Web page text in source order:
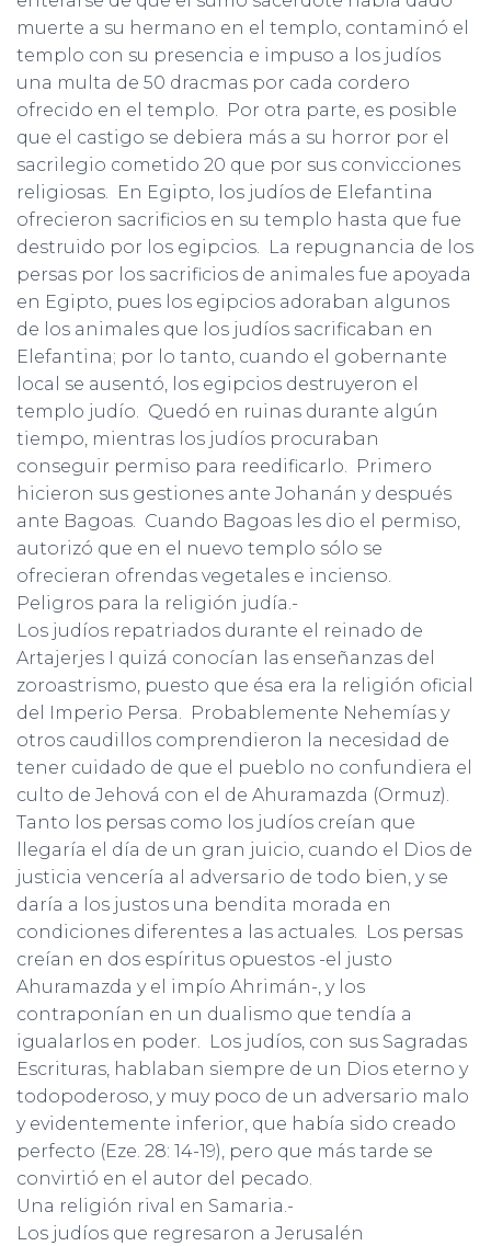
muerte a su hermano en el templo, contaminó el
templo con su presencia e impuso a los judíos
una multa de 50 dracmas por cada cordero
ofrecido en el templo. Por otra parte, es posible
que el castigo se debiera más a su horror por el
sacrilegio cometido 20 que por sus convicciones
religiosas. En Egipto, los judíos de Elefantina
ofrecieron sacrificios en su templo hasta que fue
destruido por los egipcios. La repugnancia de los
persas por los sacrificios de animales fue apoyada
en Egipto, pues los egipcios adoraban algunos
de los animales que los judíos sacrificaban en
Elefantina; por lo tanto, cuando el gobernante
local se ausentó, los egipcios destruyeron el
templo judío. Quedó en ruinas durante algún
tiempo, mientras los judíos procuraban
conseguir permiso para reedificarlo. Primero
hicieron sus gestiones ante Johanán y después
ante Bagoas. Cuando Bagoas les dio el permiso,
autorizó que en el nuevo templo sólo se
ofrecieran ofrendas vegetales e incienso.
Peligros para la religión judía.-
Los judíos repatriados durante el reinado de
Artajerjes I quizá conocían las enseñanzas del
zoroastrismo, puesto que ésa era la religión oficial
del Imperio Persa. Probablemente Nehemías y
otros caudillos comprendieron la necesidad de
tener cuidado de que el pueblo no confundiera el
culto de Jehová con el de Ahuramazda (Ormuz).
Tanto los persas como los judíos creían que
llegaría el día de un gran juicio, cuando el Dios de
justicia vencería al adversario de todo bien, y se
daría a los justos una bendita morada en
condiciones diferentes a las actuales. Los persas
creían en dos espíritus opuestos -el justo
Ahuramazda y el impío Ahrimán-, y los
contraponían en un dualismo que tendía a
igualarlos en poder. Los judíos, con sus Sagradas
Escrituras, hablaban siempre de un Dios eterno y
todopoderoso, y muy poco de un adversario malo
y evidentemente inferior, que había sido creado
perfecto (Eze. 28: 14-19), pero que más tarde se
convirtió en el autor del pecado.
Una religión rival en Samaria.-
Los judíos que regresaron a Jerusalén